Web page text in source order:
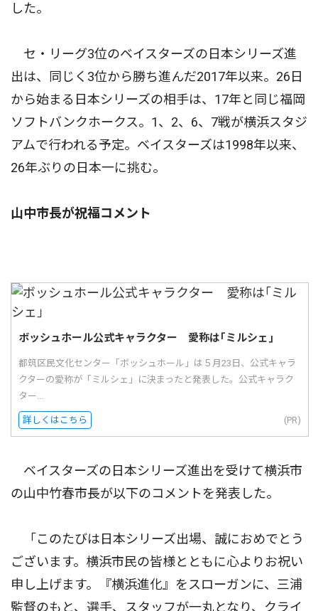
した。
セ・リーグ3位のベイスターズの日本シリーズ進
出は、同じく3位から勝ち進んだ2017年以来。26日
から始まる日本シリーズの相手は、17年と同じ福岡
ソフトバンクホークス。1、2、6、7戦が横浜スタジ
アムで行われる予定。ベイスターズは1998年以来、
26年ぶりの日本一に挑む。
山中市長が祝福コメント
ボッシュホール公式キャラクター 愛称は｢ミルシェ｣
都筑区民文化センター「ボッシュホール」は５月23日、公式キャラ
クターの愛称が「ミルシェ」に決まったと発表した。公式キャラク
ター...
詳しくはこちら (PR)
ベイスターズの日本シリーズ進出を受けて横浜市
の山中竹春市長が以下のコメントを発表した。
「このたびは日本シリーズ出場、誠におめでとう
ございます。横浜市民の皆様とともに心よりお祝い
申し上げます。『横浜進化』をスローガンに、三浦
監督のもと、選手、スタッフが一丸となり、クライ